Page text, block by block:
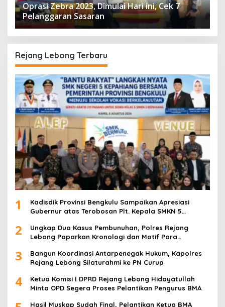
Oprasi Zebra 2023, Dimulai Hari ini, Cek 7
Pelanggaran Sasaran
Rejang Lebong Terbaru
1
Kadisdik Provinsi Bengkulu Sampaikan Apresiasi
Gubernur atas Terobosan Plt. Kepala SMKN 5
2
Ungkap Dua Kasus Pembunuhan, Polres Rejang
Lebong Paparkan Kronologi dan Motif Para
3
Bangun Koordinasi Antarpenegak Hukum, Kapolres
Rejang Lebong Silaturahmi ke PN Curup
4
Ketua Komisi I DPRD Rejang Lebong Hidayatullah
Minta OPD Segera Proses Pelantikan Pengurus BMA
Hasil Muskap Sudah Final, Pelantikan Ketua BMA